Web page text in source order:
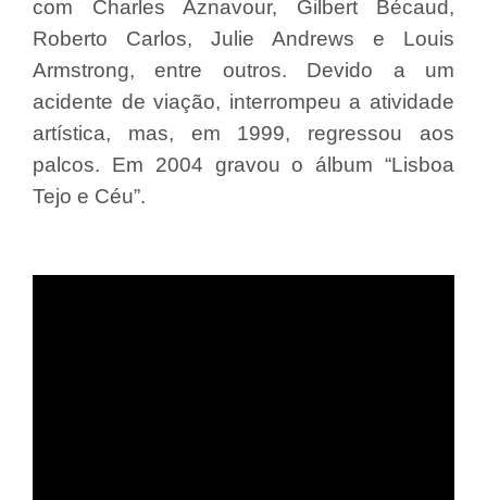
com Charles Aznavour, Gilbert Bécaud,
Roberto Carlos, Julie Andrews e Louis
Armstrong, entre outros. Devido a um
acidente de viação, interrompeu a atividade
artística, mas, em 1999, regressou aos
palcos. Em 2004 gravou o álbum “Lisboa
Tejo e Céu”.